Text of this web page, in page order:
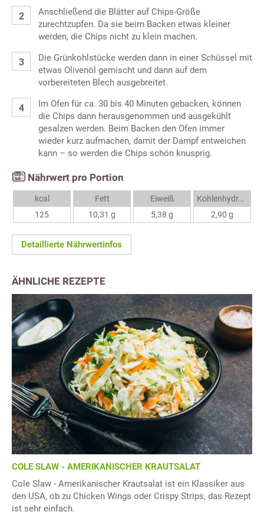
Anschließend die Blätter auf Chips-Größe
zurechtzupfen. Da sie beim Backen etwas kleiner
werden, die Chips nicht zu klein machen.
Die Grünkohlstücke werden dann in einer Schüssel mit
etwas Olivenöl gemischt und dann auf dem
vorbereiteten Blech ausgebreitet.
Im Ofen für ca. 30 bis 40 Minuten gebacken, können
die Chips dann herausgenommen und ausgekühlt
gesalzen werden. Beim Backen den Ofen immer
wieder kurz aufmachen, damit der Dampf entweichen
kann – so werden die Chips schön knusprig.
Nährwert pro Portion
kcal
125
Fett
10,31 g
Eiweiß
5,38 g
Kohlenhydrate
2,90 g
Detaillierte Nährwertinfos
ÄHNLICHE REZEPTE
COLE SLAW - AMERIKANISCHER KRAUTSALAT
Cole Slaw - Amerikanischer Krautsalat ist ein Klassiker aus
den USA, ob zu Chicken Wings oder Crispy Strips, das Rezept
ist sehr einfach.